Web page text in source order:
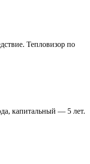
Тепловизор по
капитальный — 5 лет.